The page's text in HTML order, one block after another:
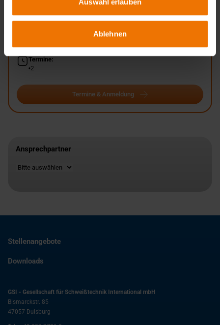
Ablehnen
Unterrichtsform:
Termine:
2
Termine & Anmeldung
Ansprechpartner
Standort
Stellenangebote
Downloads
GSI - Gesellschaft für Schweißtechnik International mbH
Bismarckstr. 85
47057 Duisburg